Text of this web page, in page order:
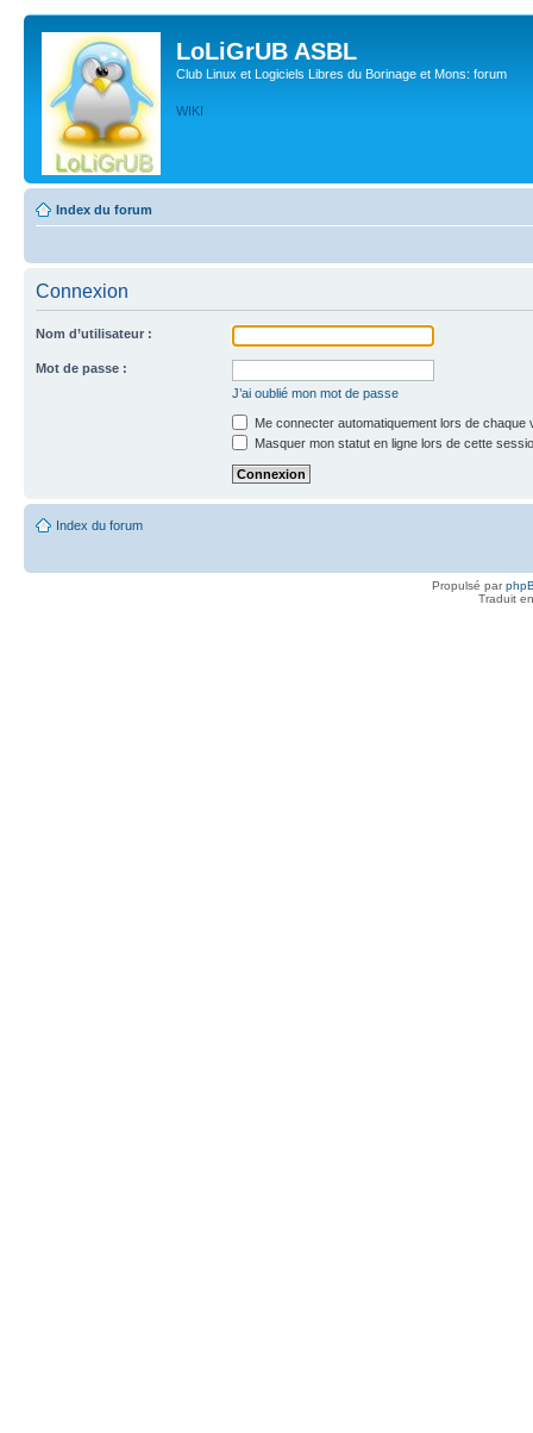
LoLiGrUB ASBL
Club Linux et Logiciels Libres du Borinage et Mons: forum
WIKI
Index du forum
Connexion
Nom d’utilisateur :
Mot de passe :
J’ai oublié mon mot de passe
Me connecter automatiquement lors de chaque
Masquer mon statut en ligne lors de cette
Index du forum
Propulsé par
Traduit